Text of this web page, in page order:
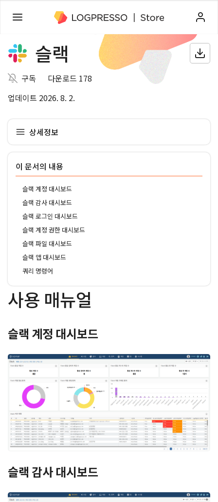
슬랙
구독
다운로드 178
업데이트 2026. 8. 2.
상세정보
사용 매뉴얼
슬랙 계정 대시보드
슬랙 감사 대시보드
이 문서의 내용
슬랙 계정 대시보드
슬랙 감사 대시보드
슬랙 로그인 대시보드
슬랙 계정 권한 대시보드
슬랙 파일 대시보드
슬랙 앱 대시보드
쿼리 명령어